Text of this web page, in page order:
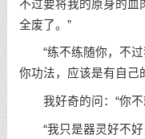
不过要将我的原身的血
全废了。”
“练不练随你，不过
你功法，应该是有自己
我好奇的问：“你不
“我只是器灵好不好